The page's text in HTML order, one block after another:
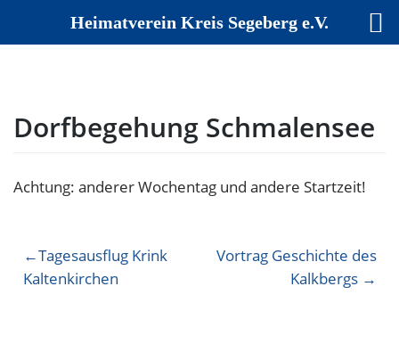
Dorfbegehung Schmalensee
Achtung: anderer Wochentag und andere Startzeit!
Beitragsnavigation
Tagesausflug Krink
Kaltenkirchen
Vortrag Geschichte des
Kalkbergs
Heimatverein Kreis Segeberg e.V.